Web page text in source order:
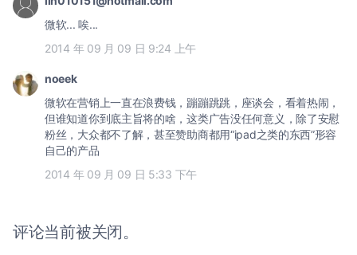
微软... 唉...
2014 年 09 月 09 日 9:24 上午
noeek
微软在营销上一直在浪费钱，蹦蹦跳跳，座谈会，看着热闹，
但谁知道你到底主旨将的啥，这类广告没任何意义，除了安慰
粉丝，大众都不了解，甚至赞助商都用“ipad之类的东西”形容
自己的产品
2014 年 09 月 09 日 5:33 下午
评论当前被关闭。